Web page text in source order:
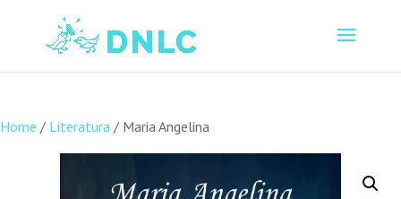
Home / Literatura / Maria Angelina